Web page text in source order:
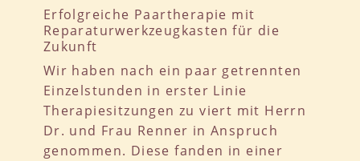
Erfolgreiche Paartherapie mit
Reparaturwerkzeugkasten für die
Zukunft
Wir haben nach ein paar getrennten
Einzelstunden in erster Linie
Therapiesitzungen zu viert mit Herrn
Dr. und Frau Renner in Anspruch
genommen. Diese fanden in einer